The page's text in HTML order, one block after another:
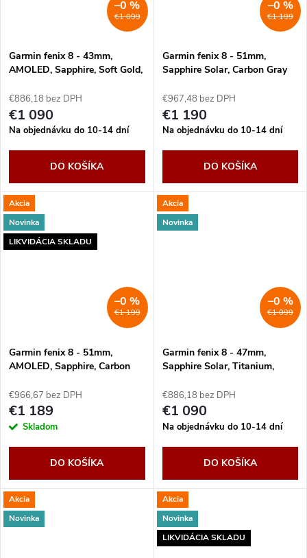
€1 099
–0 %
Garmin fenix 8 - 43mm,
AMOLED, Sapphire, Soft Gold,
band
€886,18 bez DPH
€1 090
Na objednávku do 10-14 dní
DO KOŠÍKA
€1 199
–0 %
Garmin fenix 8 - 51mm,
Sapphire Solar, Carbon Gray
Gray band
€967,48 bez DPH
€1 190
Na objednávku do 10-14 dní
DO KOŠÍKA
Akcia
Novinka
LIKVIDÁCIA SKLADU
€1 199
–0 %
Garmin fenix 8 - 51mm,
AMOLED, Sapphire, Carbon
Black/Pebble Gray band
€966,67 bez DPH
€1 189
Skladom
DO KOŠÍKA
Akcia
Novinka
€1 099
–0 %
Garmin fenix 8 - 47mm,
Sapphire Solar, Titanium,
€886,18 bez DPH
€1 090
Na objednávku do 10-14 dní
DO KOŠÍKA
Akcia
Novinka
Akcia
Novinka
LIKVIDÁCIA SKLADU